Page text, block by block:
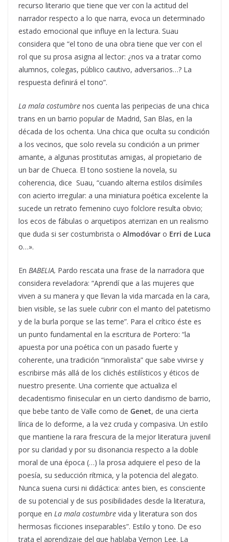
recurso literario que tiene que ver con la actitud del
narrador respecto a lo que narra, evoca un determinado
estado emocional que influye en la lectura. Suau
considera que “el tono de una obra tiene que ver con el
rol que su prosa asigna al lector: ¿nos va a tratar como
alumnos, colegas, público cautivo, adversarios…? La
respuesta definirá el tono”.
La mala costumbre nos cuenta las peripecias de una chica
trans en un barrio popular de Madrid, San Blas, en la
década de los ochenta. Una chica que oculta su condición
a los vecinos, que solo revela su condición a un primer
amante, a algunas prostitutas amigas, al propietario de
un bar de Chueca. El tono sostiene la novela, su
coherencia, dice Suau, “cuando alterna estilos disímiles
con acierto irregular: a una miniatura poética excelente la
sucede un retrato femenino cuyo folclore resulta obvio;
los ecos de fábulas o arquetipos aterrizan en un realismo
que duda si ser costumbrista o Almodóvar o Erri de Luca
o…».
En BABELIA, Pardo rescata una frase de la narradora que
considera reveladora: “Aprendí que a las mujeres que
viven a su manera y que llevan la vida marcada en la cara,
bien visible, se las suele cubrir con el manto del patetismo
y de la burla porque se las teme”. Para el crítico éste es
un punto fundamental en la escritura de Portero: “la
apuesta por una poética con un pasado fuerte y
coherente, una tradición “inmoralista” que sabe vivirse y
escribirse más allá de los clichés estilísticos y éticos de
nuestro presente. Una corriente que actualiza el
decadentismo finisecular en un cierto dandismo de barrio,
que bebe tanto de Valle como de Genet, de una cierta
lírica de lo deforme, a la vez cruda y compasiva. Un estilo
que mantiene la rara frescura de la mejor literatura juvenil
por su claridad y por su disonancia respecto a la doble
moral de una época (…) la prosa adquiere el peso de la
poesía, su seducción rítmica, y la potencia del alegato.
Nunca suena cursi ni didáctica: antes bien, es consciente
de su potencial y de sus posibilidades desde la literatura,
porque en La mala costumbre vida y literatura son dos
hermosas ficciones inseparables”. Estilo y tono. De eso
trata el aprendizaje del que hablaba Vernon Lee. La